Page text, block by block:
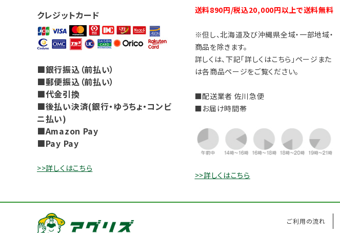
クレジットカード
■銀行振込（前払い）
■郵便振込（前払い）
■代金引換
■後払い決済(銀行・ゆうちょ・コンビ
ニ払い)
■Amazon Pay
■Pay Pay
>>詳しくはこちら
送料890円/税込20,000円以上で送料無料
※但し、北海道及び沖縄県全域・一部地域・
商品を除きます。
詳しくは、下記「詳しくはこちら」ページまた
は各商品ページをご覧ください。
■配送業者 佐川急便
■お届け時間帯
>>詳しくはこちら
ご利用の流れ